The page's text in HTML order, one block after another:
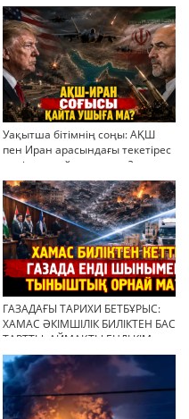
Уақытша бітімнің соңы: АҚШ
пен Иран арасындағы текетірес
неліктен қайта ушықты?
ГАЗАДАҒЫ ТАРИХИ БЕТБҰРЫС:
ХАМАС ӘКІМШІЛІК БИЛІКТЕН БАС
ТАРТТЫ. АЙМАҚТЫ ЕНДІ КІМ
БАСҚАРАДЫ?